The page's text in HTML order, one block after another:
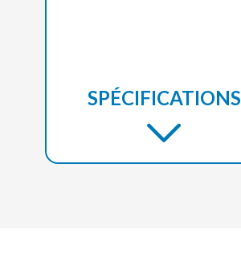
SPÉCIFICATIONS